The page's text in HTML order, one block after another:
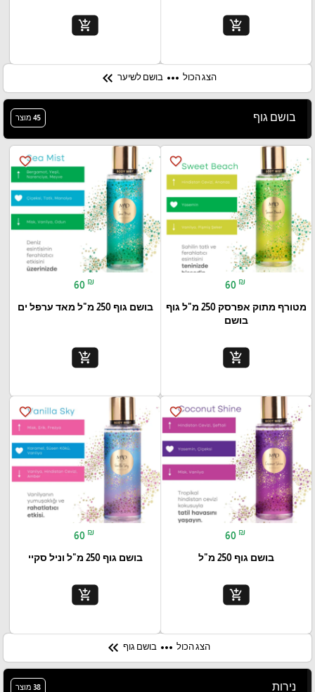
add_shopping_cart
add_shopping_cart
הצג הכול more_horiz בושם לשיער keyboard_double_arrow_left
בושם גוף 45 מוצר
favorite_border
60 ₪
מטורף מתוק אפרסק 250 מ"ל גוף
בושם
add_shopping_cart
favorite_border
60 ₪
בושם גוף 250 מ"ל מאד ערפל ים
add_shopping_cart
favorite_border
60 ₪
בושם גוף 250 מ"ל
add_shopping_cart
favorite_border
60 ₪
בושם גוף 250 מ"ל וניל סקיי
add_shopping_cart
הצג הכול more_horiz בושם גוף keyboard_double_arrow_left
נירות 38 מוצר